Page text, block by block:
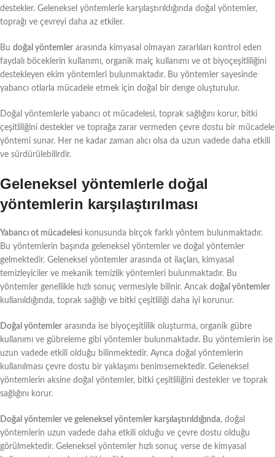
destekler. Geleneksel yöntemlerle karşılaştırıldığında doğal yöntemler,
toprağı ve çevreyi daha az etkiler.
Bu doğal yöntemler arasında kimyasal olmayan zararlıları kontrol eden
faydalı böceklerin kullanımı, organik malç kullanımı ve ot biyoçeşitliliğini
destekleyen ekim yöntemleri bulunmaktadır. Bu yöntemler sayesinde
yabancı otlarla mücadele etmek için doğal bir denge oluşturulur.
Doğal yöntemlerle yabancı ot mücadelesi, toprak sağlığını korur, bitki
çeşitliliğini destekler ve toprağa zarar vermeden çevre dostu bir mücadele
yöntemi sunar. Her ne kadar zaman alıcı olsa da uzun vadede daha etkili
ve sürdürülebilirdir.
Geleneksel yöntemlerle doğal
yöntemlerin karşılaştırılması
Yabancı ot mücadelesi konusunda birçok farklı yöntem bulunmaktadır.
Bu yöntemlerin başında geleneksel yöntemler ve doğal yöntemler
gelmektedir. Geleneksel yöntemler arasında ot ilaçları, kimyasal
temizleyiciler ve mekanik temizlik yöntemleri bulunmaktadır. Bu
yöntemler genellikle hızlı sonuç vermesiyle bilinir. Ancak doğal yöntemler
kullanıldığında, toprak sağlığı ve bitki çeşitliliği daha iyi korunur.
Doğal yöntemler arasında ise biyoçeşitlilik oluşturma, organik gübre
kullanımı ve gübreleme gibi yöntemler bulunmaktadır. Bu yöntemlerin ise
uzun vadede etkili olduğu bilinmektedir. Ayrıca doğal yöntemlerin
kullanılması çevre dostu bir yaklaşımı benimsemektedir. Geleneksel
yöntemlerin aksine doğal yöntemler, bitki çeşitliliğini destekler ve toprak
sağlığını korur.
Doğal yöntemler ve geleneksel yöntemler karşılaştırıldığında, doğal
yöntemlerin uzun vadede daha etkili olduğu ve çevre dostu olduğu
görülmektedir. Geleneksel yöntemler hızlı sonuç verse de kimyasal